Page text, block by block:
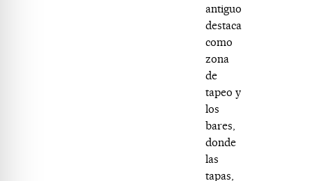
antiguo
destaca
como
zona
de
tapeo y
los
bares,
donde
las
tapas,